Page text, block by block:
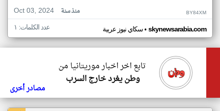
Oct 03, 2024
منذ سنة BY84XM
سكاي نيوز عربية• skynewsarabia.com عدد الكلمات: ١
تابع اخر اخبار موريتانيا من
وطن يغرد خارج السرب
مصادر أخرى